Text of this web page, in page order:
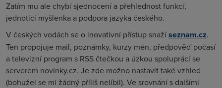
Zatím mu ale chybí sjednocení a přehlednost funkcí,
jednotící myšlenka a podpora jazyka českého.
V českých vodách se o inovativní přístup snažíseznam.cz.
Ten propojuje mail, poznámky, kurzy měn, předpověď počasí
a televizní program s RSS čtečkou a úzkou spoluprácí se
serverem novinky.cz. Je zde možno nastavit také vzhled
(bohužel se mi žádný příliš nelíbil). Ve srovnání s dalšími